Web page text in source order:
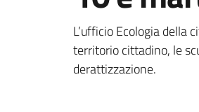
Dettagli
L’ufficio Ecologia
territorio cittadino, le
derattizzazione.